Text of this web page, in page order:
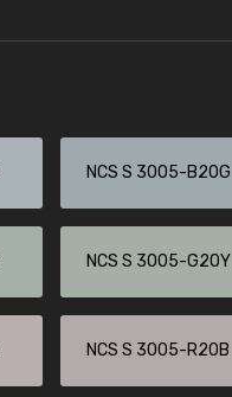
NCS S 3005-B20G
NCS S 3005-G20Y
NCS S 3005-R20B